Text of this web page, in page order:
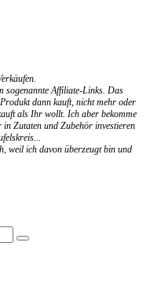
sogenannte Affiliate-Links. Das
dann kauft, nicht mehr oder
als Ihr wollt. Ich aber bekomme
Zutaten und Zubehör investieren
weil ich davon überzeugt bin und